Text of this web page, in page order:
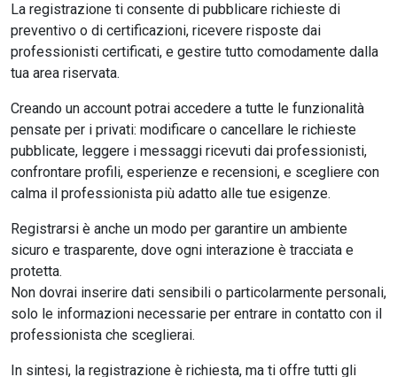
La registrazione ti consente di pubblicare richieste di
preventivo o di certificazioni, ricevere risposte dai
professionisti certificati, e gestire tutto comodamente dalla
tua area riservata.
Creando un account potrai accedere a tutte le funzionalità
pensate per i privati: modificare o cancellare le richieste
pubblicate, leggere i messaggi ricevuti dai professionisti,
confrontare profili, esperienze e recensioni, e scegliere con
calma il professionista più adatto alle tue esigenze.
Registrarsi è anche un modo per garantire un ambiente
sicuro e trasparente, dove ogni interazione è tracciata e
protetta.
Non dovrai inserire dati sensibili o particolarmente personali,
solo le informazioni necessarie per entrare in contatto con il
professionista che sceglierai.
In sintesi, la registrazione è richiesta, ma ti offre tutti gli